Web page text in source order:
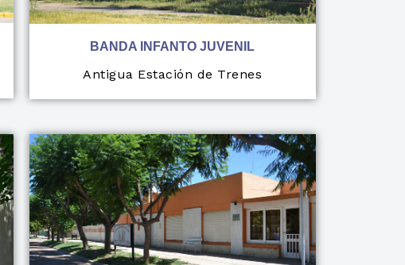
BANDA INFANTO JUVENIL
Antigua Estación de Trenes